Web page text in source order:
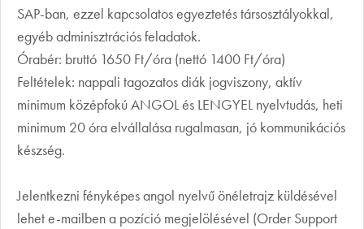
SAP-ban, ezzel kapcsolatos egyeztetés társosztályokkal,
egyéb adminisztrációs feladatok.
Órabér: bruttó 1650 Ft/óra (nettó 1400 Ft/óra)
Feltételek: nappali tagozatos diák jogviszony, aktív
minimum középfokú ANGOL és LENGYEL nyelvtudás, heti
minimum 20 óra elvállalása rugalmasan, jó kommunikációs
készség.
Jelentkezni fényképes angol nyelvű önéletrajz küldésével
lehet e-mailben a pozíció megjelölésével (Order Support